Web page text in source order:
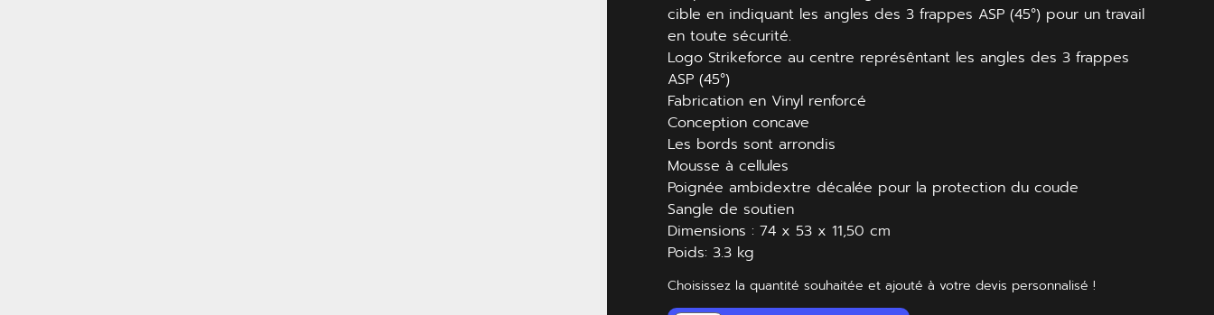
cible en indiquant les angles des 3 frappes ASP (45°) pour un travail
en toute sécurité.
Logo Strikeforce au centre représêntant les angles des 3 frappes
ASP (45°)
Fabrication en Vinyl renforcé
Conception concave
Les bords sont arrondis
Mousse à cellules
Poignée ambidextre décalée pour la protection du coude
Sangle de soutien
Dimensions : 74 x 53 x 11,50 cm
Poids: 3.3 kg
Choisissez la quantité souhaitée et ajouté à votre devis personnalisé !